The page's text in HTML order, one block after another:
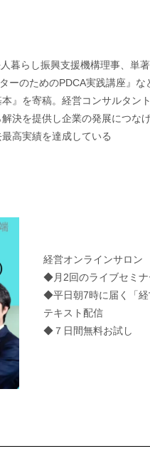
暮らし振興支援機構理事、単
のためのPDCA実践講座』
』を寄稿。経営コンサルタン
決を提供し企業の発展につな
高実績を達成している
経営オンラインサロン
◆月2回のライブセミ
◆平日朝7時に届く「経
テキスト配信
◆７日間無料お試し